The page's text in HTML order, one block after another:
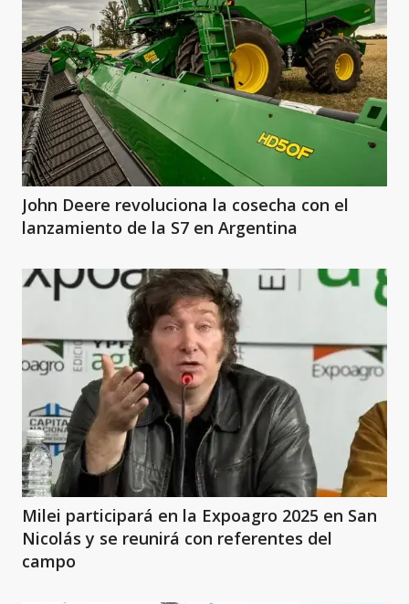
John Deere revoluciona la cosecha con el
lanzamiento de la S7 en Argentina
Milei participará en la Expoagro 2025 en San
Nicolás y se reunirá con referentes del
campo